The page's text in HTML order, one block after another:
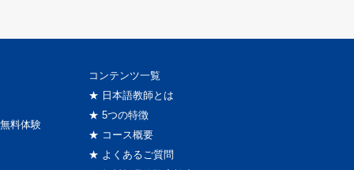
料体験
コンテンツ一覧
★ 日本語教師とは
★ 5つの特徴
★ コース概要
★ よくあるご質問